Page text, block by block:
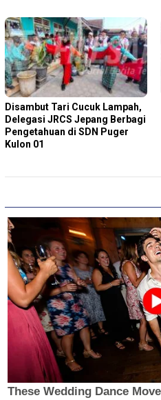
Disambut Tari Cucuk Lampah,
Delegasi JRCS Jepang Berbagi
Pengetahuan di SDN Puger
Kulon 01